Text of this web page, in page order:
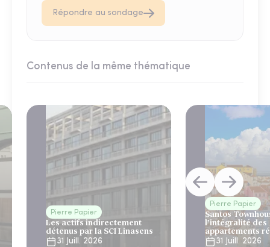
Répondre au sondage
Contenus de la même thématique
Pierre Papier
Les actifs indirectement
détenus par la SCI Linasens
31 Juill. 2026
Pierre Papier
Santos
l’intégralité des
appartements
Lisbonne
31 Juill. 2026